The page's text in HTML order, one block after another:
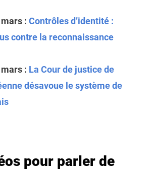
mars : Contrôles d’identité :
contre la reconnaissance
mars : La Cour de justice de
désavoue le système de
pour parler de